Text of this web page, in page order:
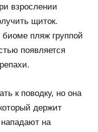
взрослении
щиток.
пляж группой
появляется
к поводку, но она
держит
на